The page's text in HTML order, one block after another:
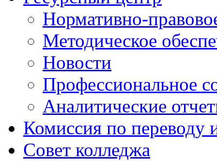
Нормативно-
Методическое
Новости
Профессиональное
Аналитические
Комиссия по переводу
Совет колледжа